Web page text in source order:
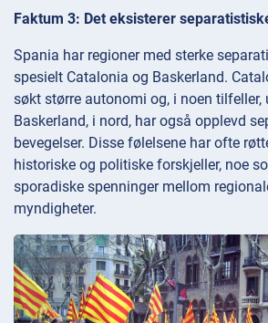
Faktum 3: Det eksisterer
Spania har regioner med sterke
spesielt Catalonia og Baskerland.
søkt større autonomi og, i noen tilfeller,
Baskerland, i nord, har også opplevd
bevegelser. Disse følelsene har ofte
historiske og politiske forskjeller, noe
sporadiske spenninger mellom
myndigheter.